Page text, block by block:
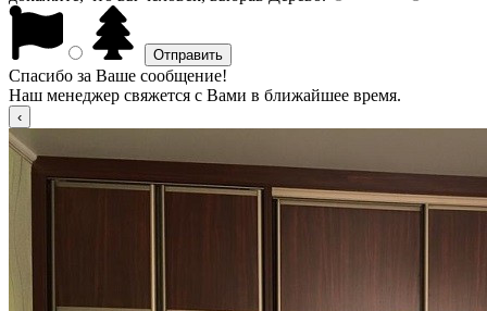
Спасибо за Ваше сообщение!
Наш менеджер свяжется с Вами в ближайшее время.